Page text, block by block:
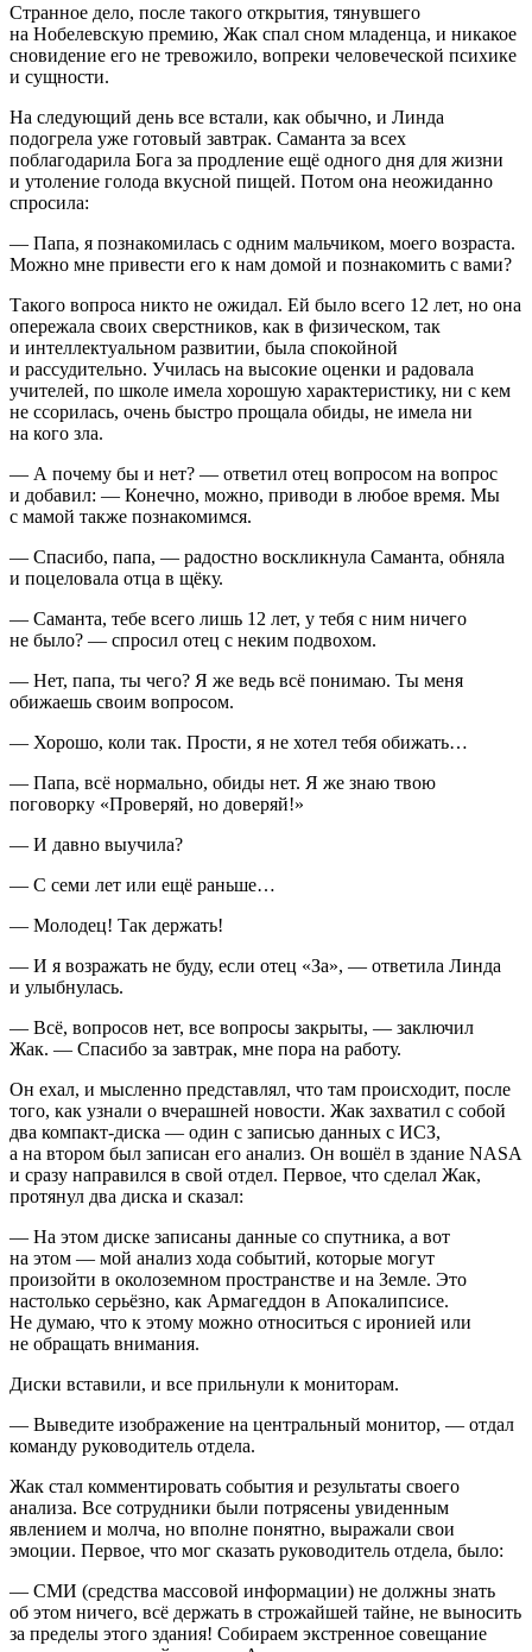
Странное дело, после такого открытия, тянувшего
на Нобелевскую премию, Жак спал сном младенца, и никакое
сновидение его не тревожило, вопреки человеческой психике
и сущности.
На следующий день все встали, как обычно, и Линда
подогрела уже готовый завтрак. Саманта за всех
поблагодарила Бога за продление ещё одного дня для жизни
и утоление голода вкусной пищей. Потом она неожиданно
спросила:
— Папа, я познакомилась с одним мальчиком, моего возраста.
Можно мне привести его к нам домой и познакомить с вами?
Такого вопроса никто не ожидал. Ей было всего 12 лет, но она
опережала своих сверстников, как в физическом, так
и интеллектуальном развитии, была спокойной
и рассудительно. Училась на высокие оценки и радовала
учителей, по школе имела хорошую характеристику, ни с кем
не ссорилась, очень быстро прощала обиды, не имела ни
на кого зла.
— А почему бы и нет? — ответил отец вопросом на вопрос
и добавил: — Конечно, можно, приводи в любое время. Мы
с мамой также познакомимся.
— Спасибо, папа, — радостно воскликнула Саманта, обняла
и поцеловала отца в щёку.
— Саманта, тебе всего лишь 12 лет, у тебя с ним ничего
не было? — спросил отец с неким подвохом.
— Нет, папа, ты чего? Я же ведь всё понимаю. Ты меня
обижаешь своим вопросом.
— Хорошо, коли так. Прости, я не хотел тебя обижать…
— Папа, всё нормально, обиды нет. Я же знаю твою
поговорку «Проверяй, но доверяй!»
— И давно выучила?
— С семи лет или ещё раньше…
— Молодец! Так держать!
— И я возражать не буду, если отец «За», — ответила Линда
и улыбнулась.
— Всё, вопросов нет, все вопросы закрыты, — заключил
Жак. — Спасибо за завтрак, мне пора на работу.
Он ехал, и мысленно представлял, что там происходит, после
того, как узнали о вчерашней новости. Жак захватил с собой
два компакт-диска — один с записью данных с ИСЗ,
а на втором был записан его анализ. Он вошёл в здание NASA
и сразу направился в свой отдел. Первое, что сделал Жак,
протянул два диска и сказал:
— На этом диске записаны данные со спутника, а вот
на этом — мой анализ хода событий, которые могут
произойти в околоземном пространстве и на Земле. Это
настолько серьёзно, как Армагеддон в Апокалипсисе.
Не думаю, что к этому можно относиться с иронией или
не обращать внимания.
Диски вставили, и все прильнули к мониторам.
— Выведите изображение на центральный монитор, — отдал
команду руководитель отдела.
Жак стал комментировать события и результаты своего
анализа. Все сотрудники были потрясены увиденным
явлением и молча, но вполне понятно, выражали свои
эмоции. Первое, что мог сказать руководитель отдела, было:
— СМИ (средства массовой информации) не должны знать
об этом ничего, всё держать в строжайшей тайне, не выносить
за пределы этого здания! Собираем экстренное совещание